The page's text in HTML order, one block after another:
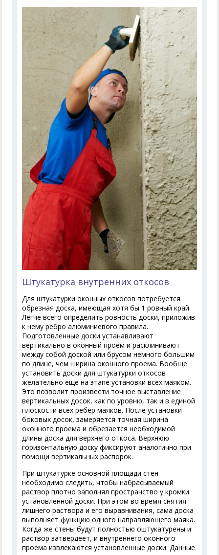
Штукатурка внутренних откосов
Для штукатурки оконных откосов потребуется
обрезная доска, имеющая хотя бы 1 ровный край.
Легче всего определить ровность доски, приложив
к нему ребро алюминиевого правила.
Подготовленные доски устанавливают
вертикально в оконный проем и расклинивают
между собой доской или брусом немного большим
по длине, чем ширина оконного проема. Вообще
установить доски для штукатурки откосов
желательно еще на этапе установки всех маяком.
Это позволит произвести точное выставление
вертикальных досок, как по уровню, так и в единой
плоскости всех ребер маяков. После установки
боковых досок, замеряется точная ширина
оконного проема и обрезается необходимой
длины доска для верхнего откоса. Верхнюю
горизонтальную доску фиксируют аналогично при
помощи вертикальных распорок.
При штукатурке основной площади стен
необходимо следить, чтобы набрасываемый
раствор плотно заполнял пространство у кромки
установленной доски. При этом во время снятия
лишнего раствора и его выравнивания, сама доска
выполняет функцию одного направляющего маяка.
Когда же стены будут полностью оштукатурены и
раствор затвердеет, и внутреннего оконного
проема извлекаются установленные доски. Данные